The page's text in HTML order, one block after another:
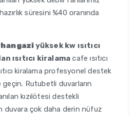
süresini %40 oranında
yüksek kw ısıtıcı
ısıtıcı kiralama cafe ısıtıcı
kiralama profesyonel destek
Rutubetli duvarların
kızılötesi destekli
duvara çok daha derin nüfuz